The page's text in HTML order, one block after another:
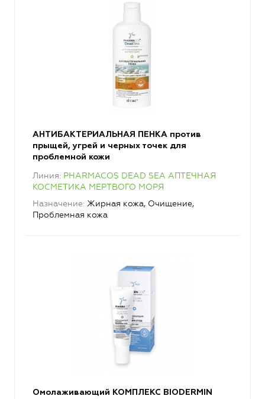
АНТИБАКТЕРИАЛЬНАЯ ПЕНКА против
прыщей, угрей и черных точек для
проблемной кожи
Линия PHARMACOS DEAD SEA АПТЕЧНАЯ
КОСМЕТИКА МЕРТВОГО МОРЯ
Назначение Жирная кожа, Очищение,
Проблемная кожа
Омолаживающий КОМПЛЕКС BIODERMIN